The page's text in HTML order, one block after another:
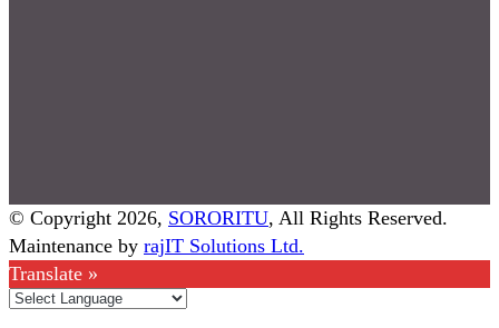
© Copyright 2026, SORORITU, All Rights Reserved.
Maintenance by rajIT Solutions Ltd.
Translate »